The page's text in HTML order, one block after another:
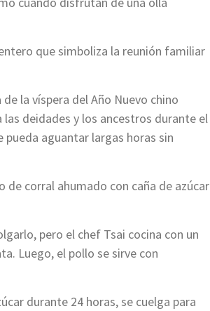
que simboliza la reunión familiar
la víspera del Año Nuevo chino
deidades y los ancestros durante el
aguantar largas horas sin
de corral ahumado con caña de azúcar
pero el chef Tsai cocina con un
Luego, el pollo se sirve con
durante 24 horas, se cuelga para